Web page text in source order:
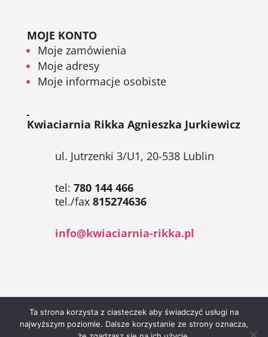
MOJE KONTO
Moje zamówienia
Moje adresy
Moje informacje osobiste
Kwiaciarnia Rikka Agnieszka Jurkiewicz
ul. Jutrzenki 3/U1, 20-538 Lublin
tel: 780 144 466
tel./fax 815274636
info@kwiaciarnia-rikka.pl
REALIZACJA WYKONANA PRZEZEPIAR.PL
Ta strona korzysta z ciasteczek aby świadczyć usługi na
najwyższym poziomie. Dalsze korzystanie ze strony oznacza,